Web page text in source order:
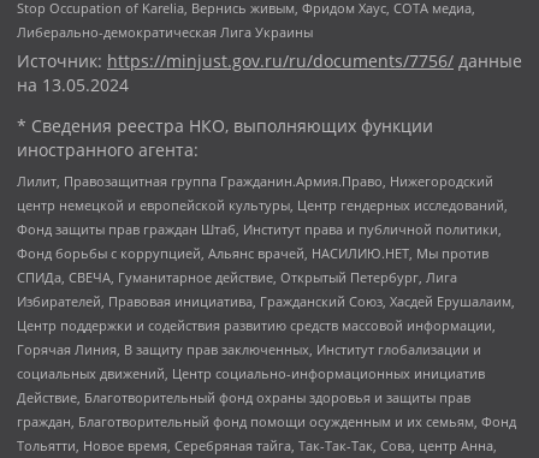
Stop Occupation of Karelia, Вернись живым, Фридом Хаус, СОТА медиа,
Либерально-демократическая Лига Украины
Источник: https://minjust.gov.ru/ru/documents/7756/ данные
на 13.05.2024
* Сведения реестра НКО, выполняющих функции
иностранного агента:
Лилит, Правозащитная группа Гражданин.Армия.Право, Нижегородский
центр немецкой и европейской культуры, Центр гендерных исследований,
Фонд защиты прав граждан Штаб, Институт права и публичной политики,
Фонд борьбы с коррупцией, Альянс врачей, НАСИЛИЮ.НЕТ, Мы против
СПИДа, СВЕЧА, Гуманитарное действие, Открытый Петербург, Лига
Избирателей, Правовая инициатива, Гражданский Союз, Хасдей Ерушалаим,
Центр поддержки и содействия развитию средств массовой информации,
Горячая Линия, В защиту прав заключенных, Институт глобализации и
социальных движений, Центр социально-информационных инициатив
Действие, Благотворительный фонд охраны здоровья и защиты прав
граждан, Благотворительный фонд помощи осужденным и их семьям, Фонд
Тольятти, Новое время, Серебряная тайга, Так-Так-Так, Сова, центр Анна,